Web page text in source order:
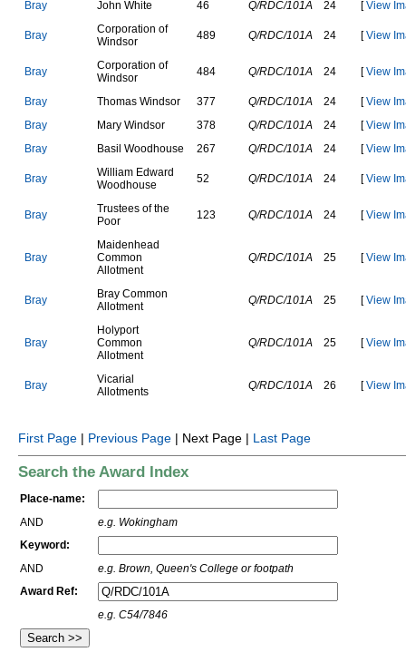
Bray John White 46 Q/RDC/101A 24 [View
Bray Corporation of
Windsor 489 Q/RDC/101A 24 [View
Bray Corporation of
Windsor 484 Q/RDC/101A 24 [View
Bray Thomas Windsor 377 Q/RDC/101A 24 [View
Bray Mary Windsor 378 Q/RDC/101A 24 [View
Bray Basi Wood house 267 Q/RDC/101A 24 [View
Bray Wi iam Edward
Wood house 52 Q/RDC/101A 24 [View
Bray Trustees of the
Poor 123 Q/RDC/101A 24 [View
Bray
Maidenhead
Common
A otment
Q/RDC/101A 25 [View
Bray Bray Common
A otment Q/RDC/101A 25 [View
Bray
Ho yport
Common
A otment
Q/RDC/101A 25 [View
Bray Vicaria
A otments Q/RDC/101A 26 [View
First Page | Previous Page | Next Page | Last Page
Search the Award Index
Place-name:
AND
e.g. Wokingham
Keyword:
AND
e.g. Brown, Queen's College or footpath
Award Ref:
e.g. C54/7846